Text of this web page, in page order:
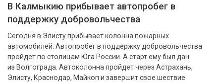
В Калмыкию прибывает автопробег в
поддержку добровольчества
Сегодня в Элисту прибывает колонна пожарных
автомобилей. Автопробег в поддержку добровольчества
пройдет по столицам Юга России. А старт ему был дан
из Волгограда. Автоколонна пройдет через Астрахань,
Элисту, Краснодар, Майкоп и завершит свое шествие